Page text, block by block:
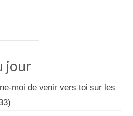
jour
moi de venir vers toi sur les